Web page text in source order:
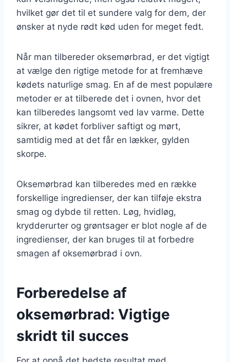
hvilket gør det til et sundere valg for dem, der
ønsker at nyde rødt kød uden for meget fedt.
Når man tilbereder oksemørbrad, er det vigtigt
at vælge den rigtige metode for at fremhæve
kødets naturlige smag. En af de mest populære
metoder er at tilberede det i ovnen, hvor det
kan tilberedes langsomt ved lav varme. Dette
sikrer, at kødet forbliver saftigt og mørt,
samtidig med at det får en lækker, gylden
skorpe.
Oksemørbrad kan tilberedes med en række
forskellige ingredienser, der kan tilføje ekstra
smag og dybde til retten. Løg, hvidløg,
krydderurter og grøntsager er blot nogle af de
ingredienser, der kan bruges til at forbedre
smagen af oksemørbrad i ovn.
Forberedelse af
oksemørbrad: Vigtige
skridt til succes